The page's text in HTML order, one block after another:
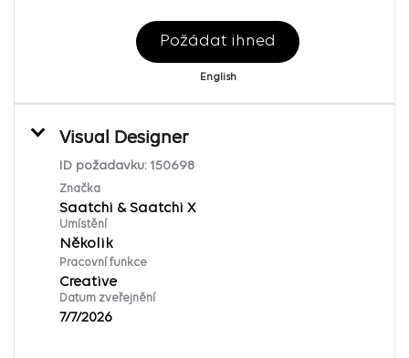
Požádat ihned
English
Visual Designer
ID požadavku: 150698
Značka
Saatchi & Saatchi X
Umístění
Několik
Pracovní funkce
Creative
Datum zveřejnění
7/7/2026